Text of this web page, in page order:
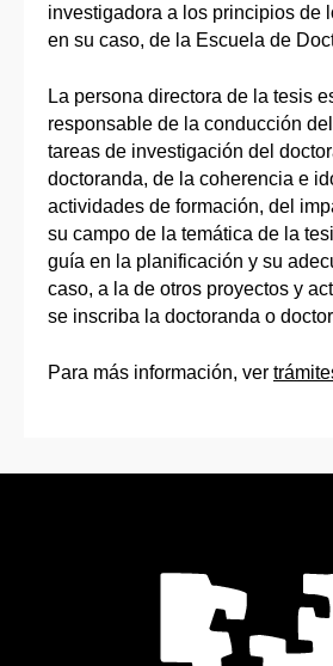
investigadora a los principios de
en su caso, de la Escuela de
La persona directora de la tesis
responsable de la conducción
tareas de investigación del
doctoranda, de la coherencia e
actividades de formación, del
su campo de la temática de la
guía en la planificación y su
caso, a la de otros proyectos y
se inscriba la doctoranda o
Para más información, ver